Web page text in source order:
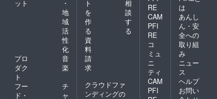
ット
・
地
域
活
性
化
プロ
ダク
ト
音
楽
フー
ド・
チ
ャ
ト
を
作
る
相
談
す
る
資
料
請
求
クラウドファ
ンディングの
RE
CAM
PFI
RE
コ
ミュ
ニ
ティ
CAM
PFI
は
あんし
ん・安
全への
取り組
み
ニュー
ス
ヘルプ
お問い